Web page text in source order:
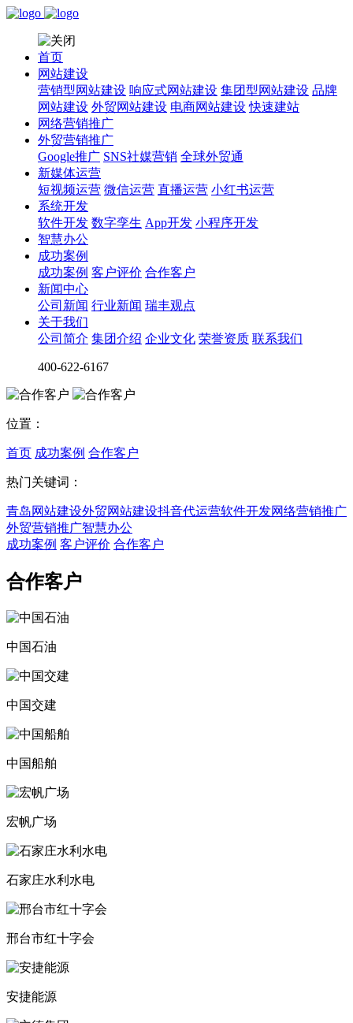
首页
网站建设
营销型网站建设 响应式网站建设 集团型网站建设 品牌
网站建设 外贸网站建设 电商网站建设 快速建站
网络营销推广
外贸营销推广
Google推广 SNS社媒营销 全球外贸通
新媒体运营
短视频运营 微信运营 直播运营 小红书运营
系统开发
软件开发 数字孪生 App开发 小程序开发
智慧办公
成功案例
成功案例 客户评价 合作客户
新闻中心
公司新闻 行业新闻 瑞丰观点
关于我们
公司简介 集团介绍 企业文化 荣誉资质 联系我们
400-622-6167
位置：
首页 成功案例 合作客户
热门关键词：
青岛网站建设外贸网站建设抖音代运营软件开发网络营销推广
外贸营销推广智慧办公
成功案例 客户评价 合作客户
合作客户
中国石油
中国交建
中国船舶
宏帆广场
石家庄水利水电
邢台市红十字会
安捷能源